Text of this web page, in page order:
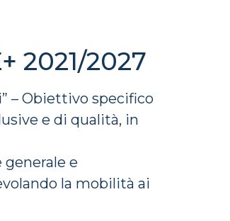
2021/2027
– Obiettivo specifico
e di qualità, in
generale e
la mobilità ai